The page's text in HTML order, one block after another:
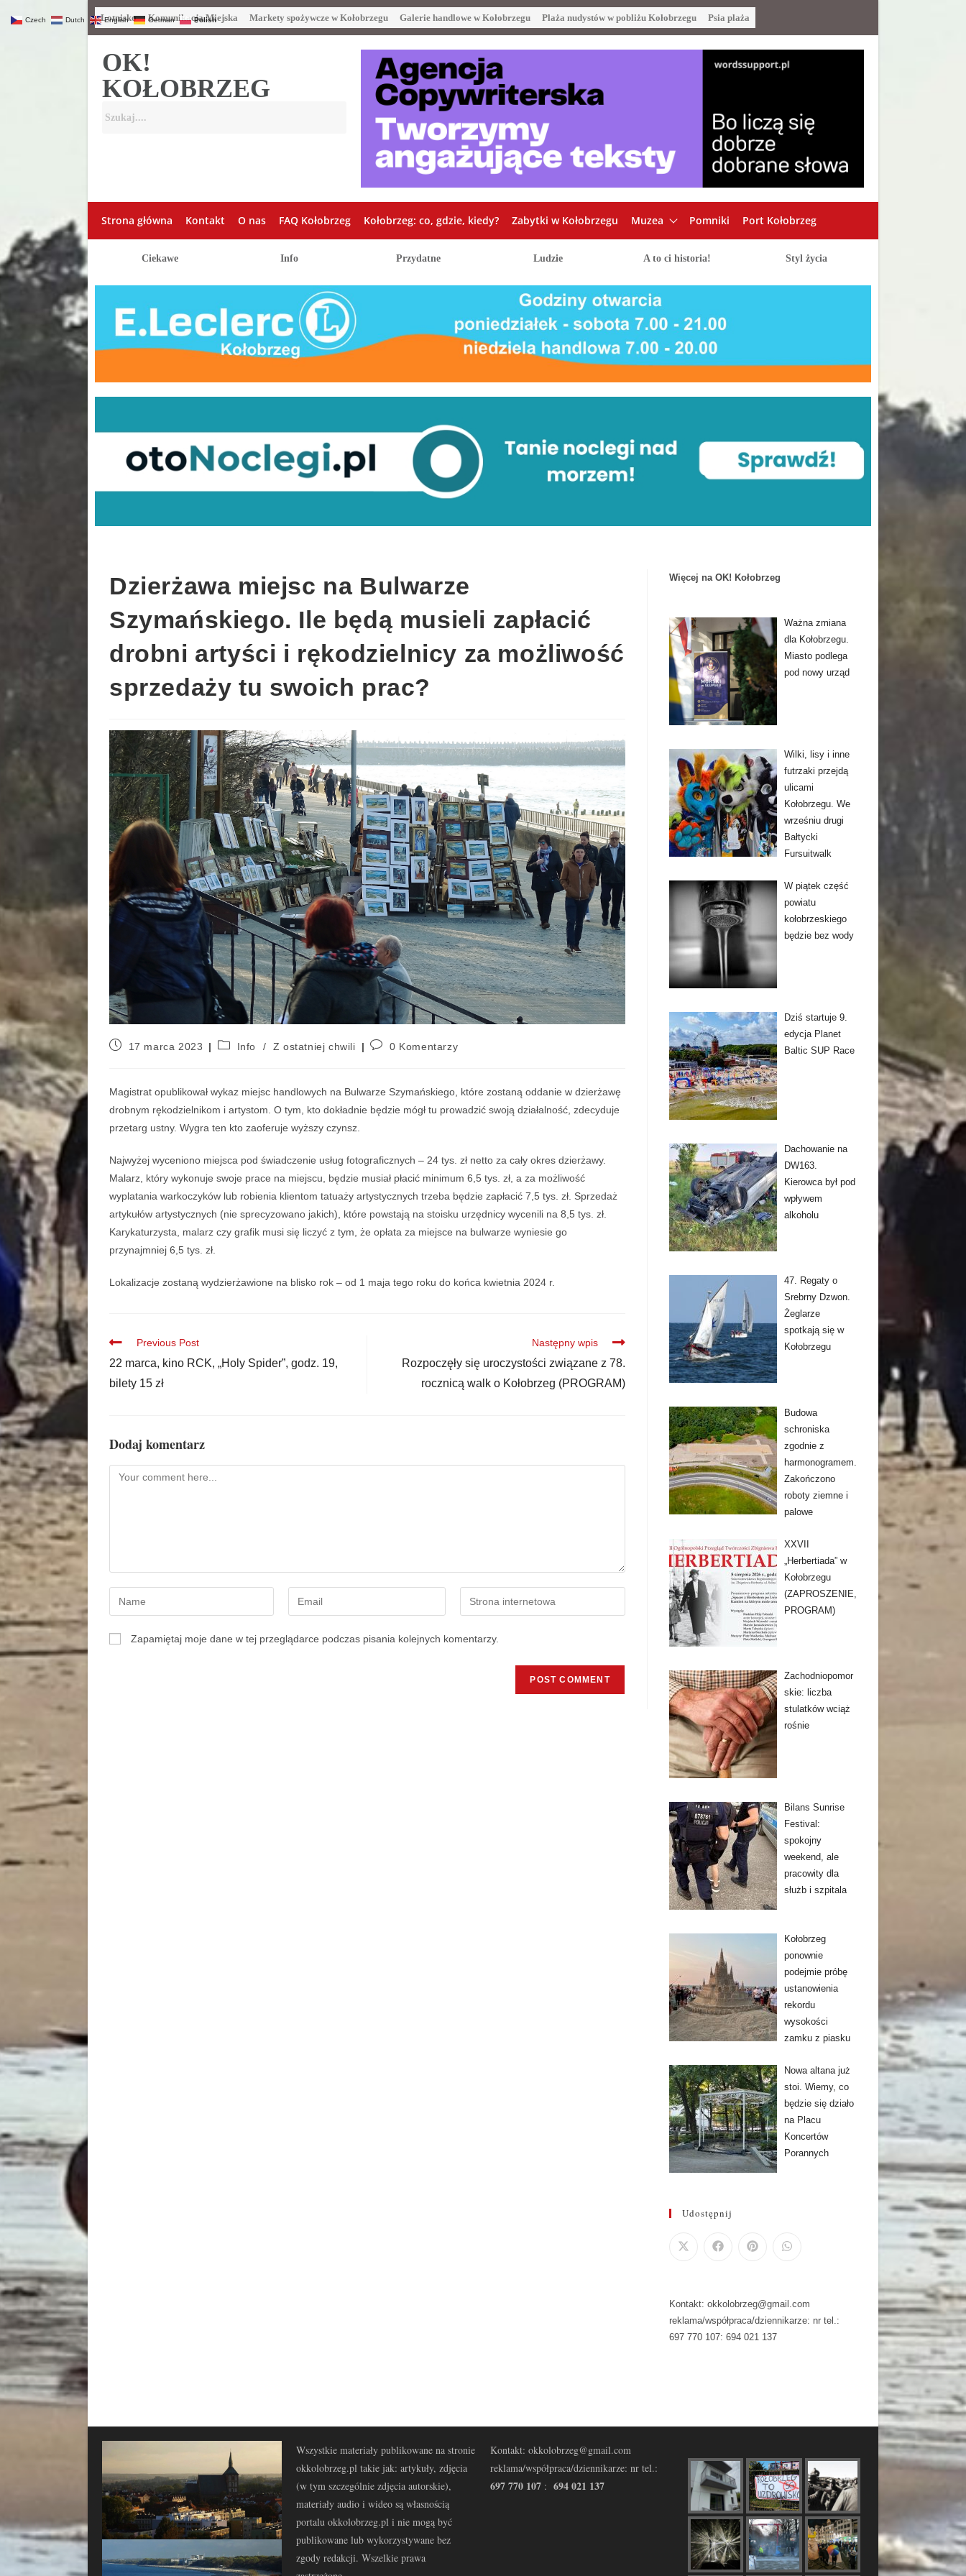
Lotnisko Komunikacja Miejska Markety spożywcze w Kołobrzegu Galerie handlowe w Kołobrzegu Plaża nudystów w pobliżu Kołobrzegu Psia plaża
OK!
KOŁOBRZEG
Strona główna Kontakt O nas FAQ Kołobrzeg Kołobrzeg: co, gdzie, kiedy? Zabytki w Kołobrzegu Muzea Pomniki Port Kołobrzeg
Ciekawe Info Przydatne Ludzie A to ci historia! Styl życia
Dzierżawa miejsc na Bulwarze
Szymańskiego. Ile będą musieli zapłacić
drobni artyści i rękodzielnicy za możliwość
sprzedaży tu swoich prac?
17 marca 2023 Info / Z ostatniej chwili 0 Komentarzy
Magistrat opublikował wykaz miejsc handlowych na Bulwarze Szymańskiego, które zostaną oddanie w dzierżawę
drobnym rękodzielnikom i artystom. O tym, kto dokładnie będzie mógł tu prowadzić swoją działalność, zdecyduje
przetarg ustny. Wygra ten kto zaoferuje wyższy czynsz.
Najwyżej wyceniono miejsca pod świadczenie usług fotograficznych – 24 tys. zł netto za cały okres dzierżawy.
Malarz, który wykonuje swoje prace na miejscu, będzie musiał płacić minimum 6,5 tys. zł, a za możliwość
wyplatania warkoczyków lub robienia klientom tatuaży artystycznych trzeba będzie zapłacić 7,5 tys. zł. Sprzedaż
artykułów artystycznych (nie sprecyzowano jakich), które powstają na stoisku urzędnicy wycenili na 8,5 tys. zł.
Karykaturzysta, malarz czy grafik musi się liczyć z tym, że opłata za miejsce na bulwarze wyniesie go
przynajmniej 6,5 tys. zł.
Lokalizacje zostaną wydzierżawione na blisko rok – od 1 maja tego roku do końca kwietnia 2024 r.
Previous Post
22 marca, kino RCK, „Holy Spider”, godz. 19,
bilety 15 zł
Następny wpis
Rozpoczęły się uroczystości związane z 78.
rocznicą walk o Kołobrzeg (PROGRAM)
Dodaj komentarz
Zapamiętaj moje dane w tej przeglądarce podczas pisania kolejnych komentarzy.
Więcej na OK! Kołobrzeg
Ważna zmiana
dla Kołobrzegu.
Miasto podlega
pod nowy urząd
Wilki, lisy i inne
futrzaki przejdą
ulicami
Kołobrzegu. We
wrześniu drugi
Bałtycki
Fursuitwalk
W piątek część
powiatu
kołobrzeskiego
będzie bez wody
Dziś startuje 9.
edycja Planet
Baltic SUP Race
Dachowanie na
DW163.
Kierowca był pod
wpływem
alkoholu
47. Regaty o
Srebrny Dzwon.
Żeglarze
spotkają się w
Kołobrzegu
Budowa
schroniska
zgodnie z
harmonogramem.
Zakończono
roboty ziemne i
palowe
XXVII
„Herbertiada” w
Kołobrzegu
(ZAPROSZENIE,
PROGRAM)
Zachodniopomor
skie: liczba
stulatków wciąż
rośnie
Bilans Sunrise
Festival:
spokojny
weekend, ale
pracowity dla
służb i szpitala
Kołobrzeg
ponownie
podejmie próbę
ustanowienia
rekordu
wysokości
zamku z piasku
Nowa altana już
stoi. Wiemy, co
będzie się działo
na Placu
Koncertów
Porannych
Udostępnij
Kontakt: okkolobrzeg@gmail.com
reklama/współpraca/dziennikarze: nr tel.:
697 770 107: 694 021 137
Wszystkie materiały publikowane na stronie
okkolobrzeg.pl takie jak: artykuły, zdjęcia
(w tym szczególnie zdjęcia autorskie),
materiały audio i wideo są własnością
portalu okkolobrzeg.pl i nie mogą być
publikowane lub wykorzystywane bez
zgody redakcji. Wszelkie prawa
Kontakt: okkolobrzeg@gmail.com
reklama/współpraca/dziennikarze: nr tel.:
697 770 107 : 694 021 137
Czech Dutch English German Polish